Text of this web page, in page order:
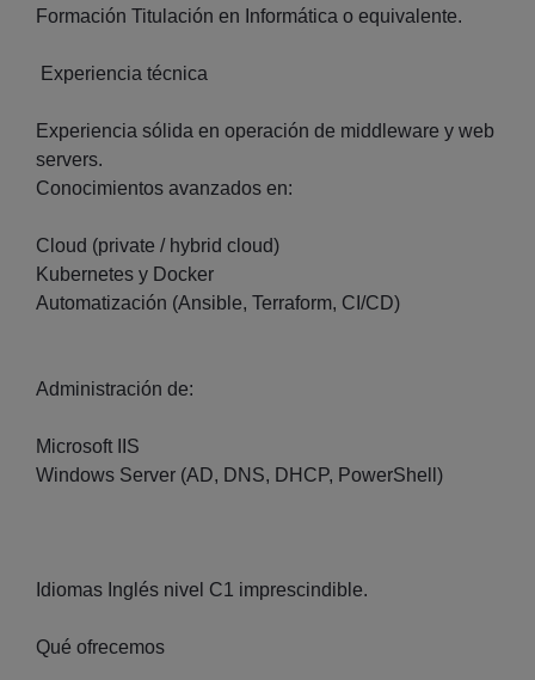
Formación Titulación en Informática o equivalente.
Experiencia técnica
Experiencia sólida en operación de middleware y web
servers.
Conocimientos avanzados en:
Cloud (private / hybrid cloud)
Kubernetes y Docker
Automatización (Ansible, Terraform, CI/CD)
Administración de:
Microsoft IIS
Windows Server (AD, DNS, DHCP, PowerShell)
Idiomas Inglés nivel C1 imprescindible.
Qué ofrecemos